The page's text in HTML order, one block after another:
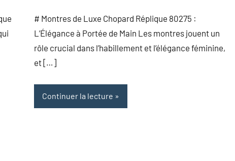
# Montres de Luxe Chopard Réplique 80275 :
L’Élégance à Portée de Main Les montres jouent un
rôle crucial dans l’habillement et l’élégance féminine,
et […]
Continuer la lecture